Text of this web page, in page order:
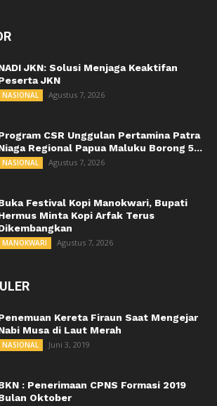
JKN: Solusi Menjaga Keaktifan
JKN
NASIONAL Agustus 7, 2026
CSR Unggulan Pertamina Patra
Regional Papua Maluku Borong 5...
NASIONAL Agustus 7, 2026
Festival Kopi Manokwari, Bupati
Minta Kopi Arfak Terus
MANOKWARI Agustus 7, 2026
Kereta Firaun Saat Mengejar
Musa di Laut Merah
NASIONAL Juni 3, 2019
: Penerimaan CPNS Formasi 2019
Oktober